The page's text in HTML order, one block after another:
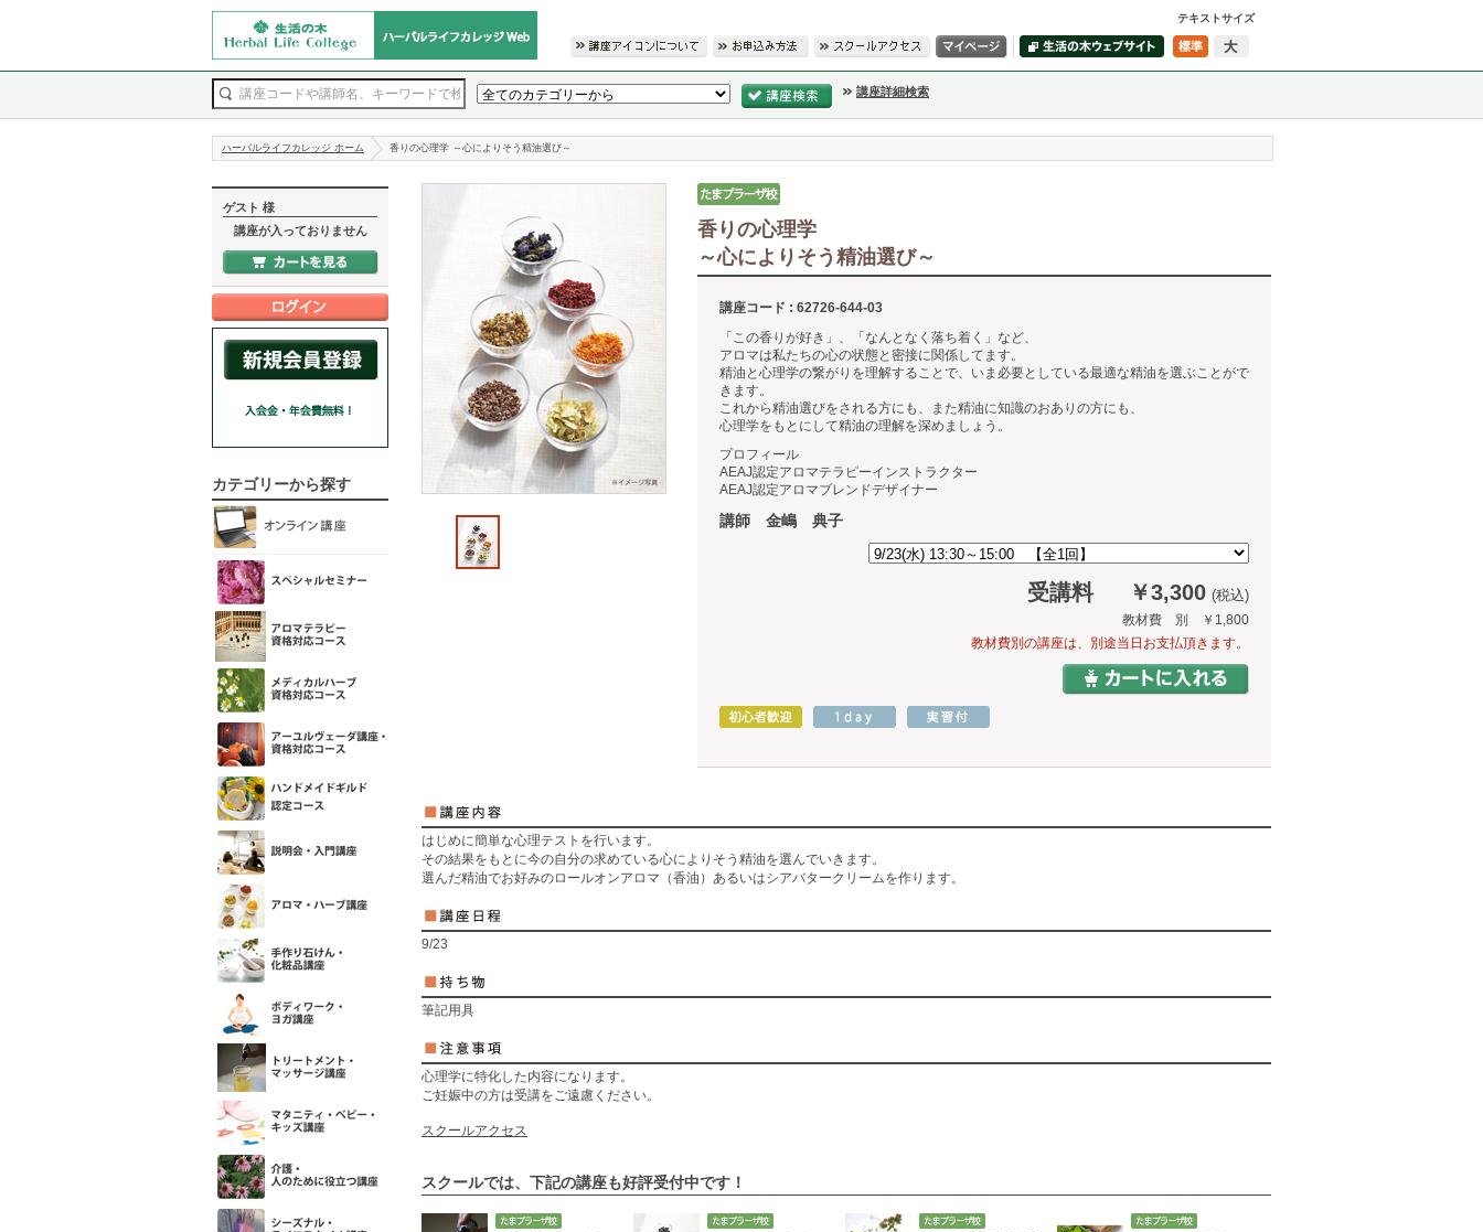
テキストサイズ
講座詳細検索
ハーバルライフカレッジ ホーム 香りの心理学 ～心によりそう精油選び～
ゲスト 様
講座が入っておりません
カテゴリーから探す
香りの心理学
～心によりそう精油選び～
講座コード : 62726-644-03
「この香りが好き」、「なんとなく落ち着く」など、
アロマは私たちの心の状態と密接に関係してます。
精油と心理学の繋がりを理解することで、いま必要としている最適な精油を選ぶことがで
きます。
これから精油選びをされる方にも、また精油に知識のおありの方にも、
心理学をもとにして精油の理解を深めましょう。
プロフィール
AEAJ認定アロマテラピーインストラクター
AEAJ認定アロマブレンドデザイナー
講師 金嶋 典子
受講料 ￥3,300 (税込)
教材費 別 ￥1,800
教材費別の講座は、別途当日お支払頂きます。
はじめに簡単な心理テストを行います。
その結果をもとに今の自分の求めている心によりそう精油を選んでいきます。
選んだ精油でお好みのロールオンアロマ（香油）あるいはシアバタークリームを作ります。
9/23
筆記用具
心理学に特化した内容になります。
ご妊娠中の方は受講をご遠慮ください。
スクールアクセス
スクールでは、下記の講座も好評受付中です！